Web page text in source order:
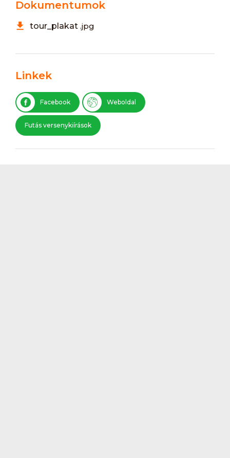
Dokumentumok
tour_plakat .jpg
Linkek
Facebook Weboldal
Futás versenykiírások